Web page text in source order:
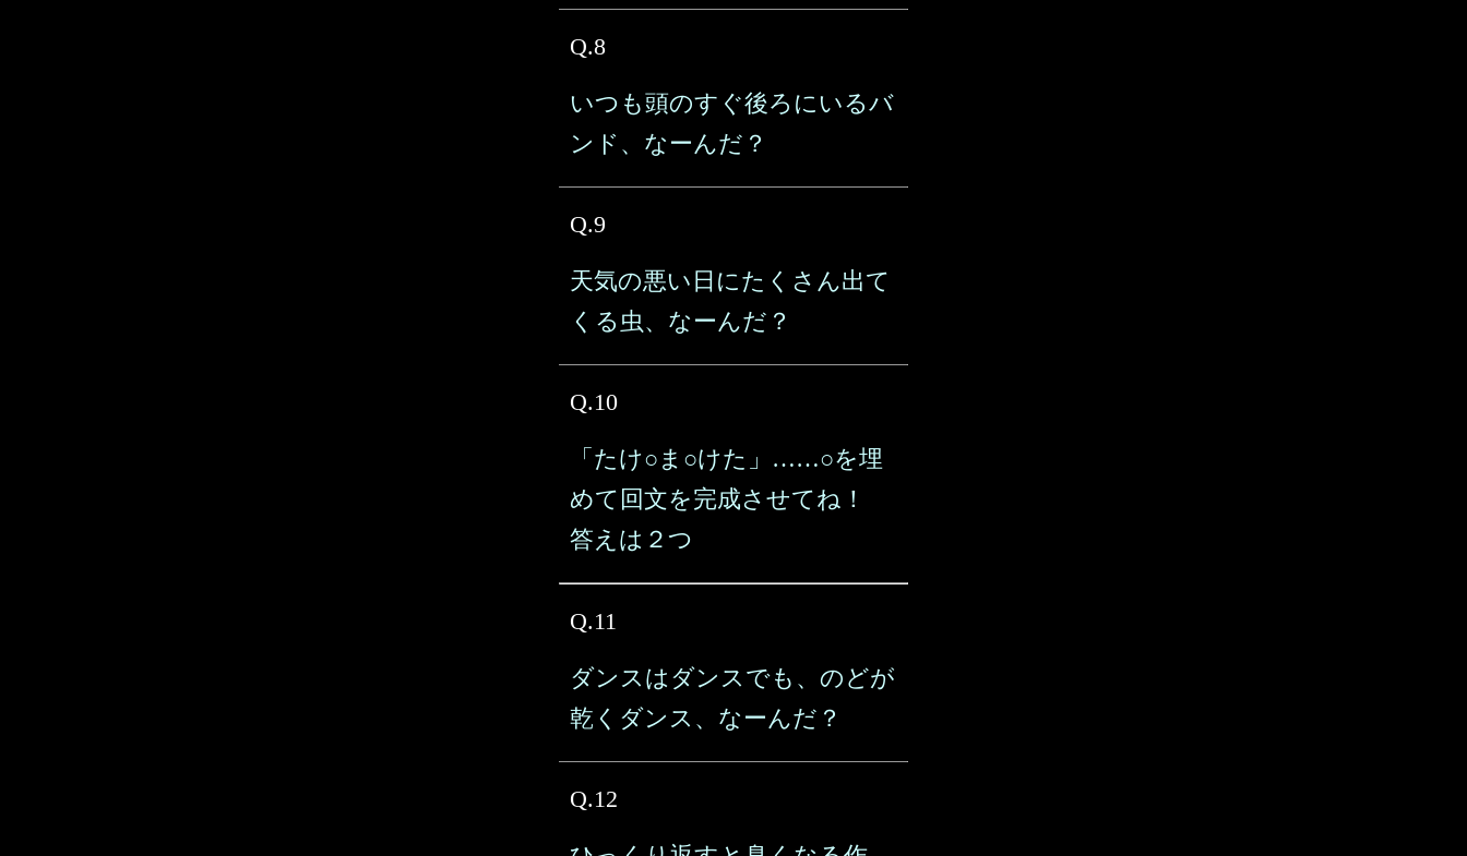
Q.8
いつも頭のすぐ後ろにいるバ
ンド、なーんだ？
Q.9
天気の悪い日にたくさん出て
くる虫、なーんだ？
Q.10
「たけ○ま○けた」……○を埋
めて回文を完成させてね！
答えは２つ
Q.11
ダンスはダンスでも、のどが
乾くダンス、なーんだ？
Q.12